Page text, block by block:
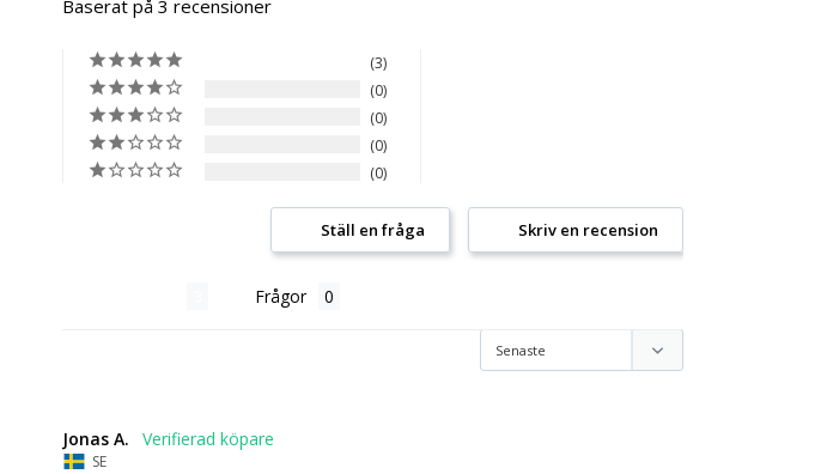
Baserat på 3 recensioner
3
0
0
0
0
Skriv en recension
Ställ en fråga
Frågor
Jonas A.
SE